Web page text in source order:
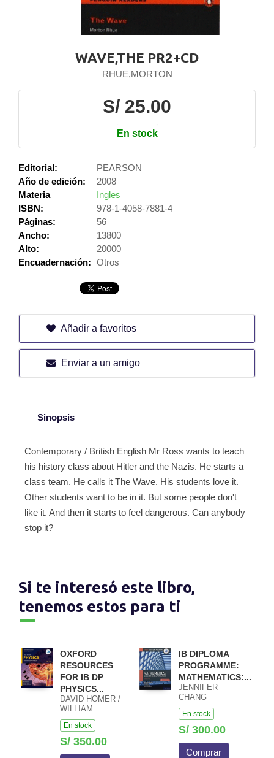
WAVE,THE PR2+CD
RHUE,MORTON
S/ 25.00
En stock
Editorial:
PEARSON
Año de edición:
2008
Materia
Ingles
ISBN:
978-1-4058-7881-4
Páginas:
56
Ancho:
13800
Alto:
20000
Encuadernación: Otros
Añadir a favoritos
Enviar a un amigo
Sinopsis
Contemporary / British English Mr Ross wants to teach
his history class about Hitler and the Nazis. He starts a
class team. He calls it The Wave. His students love it.
Other students want to be in it. But some people don't
like it. And then it starts to feel dangerous. Can anybody
stop it?
Si te interesó este libro,
tenemos estos para ti
OXFORD
RESOURCES
FOR IB DP
PHYSICS...
DAVID HOMER /
WILLIAM
HEATHCOTE /
MACIEJ PIETKA
En stock
S/ 350.00
IB DIPLOMA
PROGRAMME:
MATHEMATICS:...
JENNIFER
CHANG
WATHALL JOSIP
HARCET
En stock
S/ 300.00
Comprar